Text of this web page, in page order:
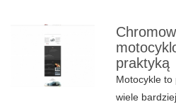
praktyką
Motocykle to
wiele